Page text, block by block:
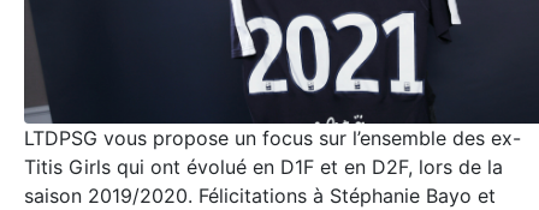
LTDPSG vous propose un focus sur l’ensemble des ex-
Titis Girls qui ont évolué en D1F et en D2F, lors de la
saison 2019/2020. Félicitations à Stéphanie Bayo et